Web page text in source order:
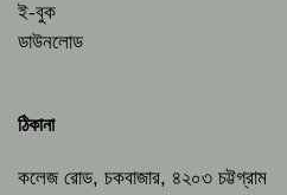
ই-বুক
ডাউনলোড
ঠিকানা
কলেজ রোড, চকবাজার, ৪২০৩ চট্টগ্রাম